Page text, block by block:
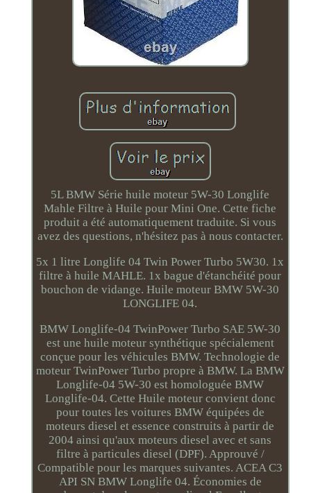
5L BMW Série huile moteur 5W-30 Longlife
Mahle Filtre à Huile pour Mini One. Cette fiche
produit a été automatiquement traduite. Si vous
avez des questions, n'hésitez pas à nous contacter.
5x 1 litre Longlife 04 Twin Power Turbo 5W30. 1x
filtre à huile MAHLE. 1x bague d'étanchéité pour
bouchon de vidange. Huile moteur BMW 5W-30
LONGLIFE 04.
BMW Longlife-04 TwinPower Turbo SAE 5W-30
est une huile moteur synthétique spécialement
conçue pour les véhicules BMW. Technologie de
moteur TwinPower Turbo propre à BMW. La BMW
Longlife-04 5W-30 est homologuée BMW
Longlife-04. Cette Huile moteur convient donc
pour toutes les voitures BMW équipées de
moteurs diesel et essence construits à partir de
2004 ainsi qu'aux moteurs diesel avec et sans
filtre à particules diesel (DPF). Approuvé /
Compatible pour les marques suivantes. ACEA C3
API SN BMW Longlife 04. Économies de